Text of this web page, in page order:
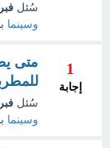
سُئل فبراير
وسينما
1
إجابة
متى
سُئل فبراير
وسينما